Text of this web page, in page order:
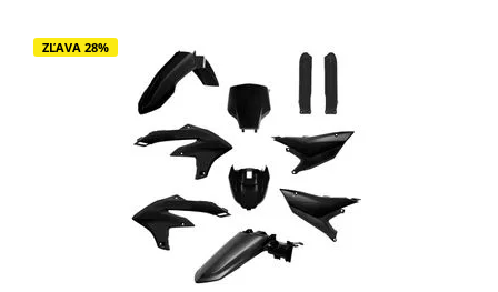
ZĽAVA 28%